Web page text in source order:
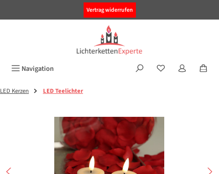
Vertrag widerrufen
Navigation
LED Kerzen LED Teelichter
Bildergalerie überspringen